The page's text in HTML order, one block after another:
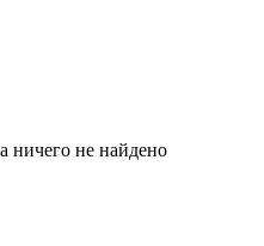
ничего не найдено